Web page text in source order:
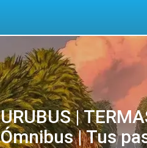
URUBUS |
Ómnibus | Tus